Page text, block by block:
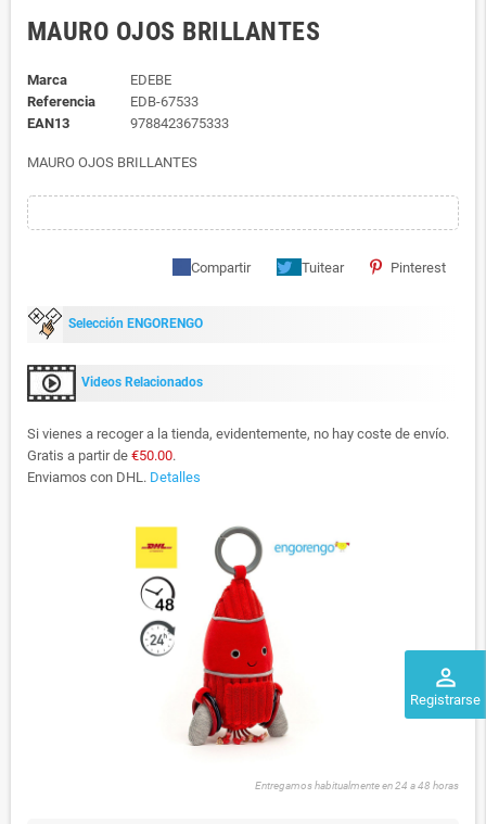
perm_identity
Registrarse
MAURO OJOS BRILLANTES
Marca
EDEBE
Referencia
EDB-67533
EAN13
9788423675333
MAURO OJOS BRILLANTES
Compartir Tuitear Pinterest
Selección ENGORENGO
Videos Relacionados
Si vienes a recoger a la tienda, evidentemente, no hay coste de envío.
Gratis a partir de €50.00.
Enviamos con DHL. Detalles
Entregamos habitualmente en 24 a 48 horas